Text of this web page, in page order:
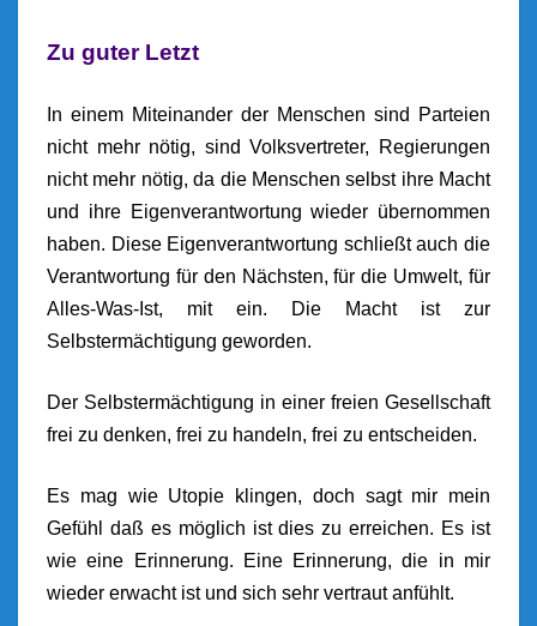
Zu guter Letzt
In einem Miteinander der Menschen sind Parteien
nicht mehr nötig, sind Volksvertreter, Regierungen
nicht mehr nötig, da die Menschen selbst ihre Macht
und ihre Eigenverantwortung wieder übernommen
haben. Diese Eigenverantwortung schließt auch die
Verantwortung für den Nächsten, für die Umwelt, für
Alles-Was-Ist, mit ein. Die Macht ist zur
Selbstermächtigung geworden.
Der Selbstermächtigung in einer freien Gesellschaft
frei zu denken, frei zu handeln, frei zu entscheiden.
Es mag wie Utopie klingen, doch sagt mir mein
Gefühl daß es möglich ist dies zu erreichen. Es ist
wie eine Erinnerung. Eine Erinnerung, die in mir
wieder erwacht ist und sich sehr vertraut anfühlt.